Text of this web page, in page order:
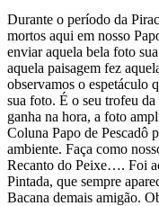
Durante o período da
mortos aqui em nosso
enviar aquela bela foto
aquela paisagem fez
observamos o espetáculo
sua foto. É o seu trofeu
ganha na hora, a foto
Coluna Papo de Pescadô
ambiente. Faça como
Recanto do Peixe…. Foi
Pintada, que sempre
Bacana demais amigão.